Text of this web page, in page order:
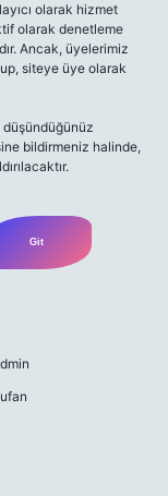
olarak hizmet
olarak denetleme
Ancak, üyelerimiz
siteye üye olarak
düşündüğünüz
bildirmeniz halinde,